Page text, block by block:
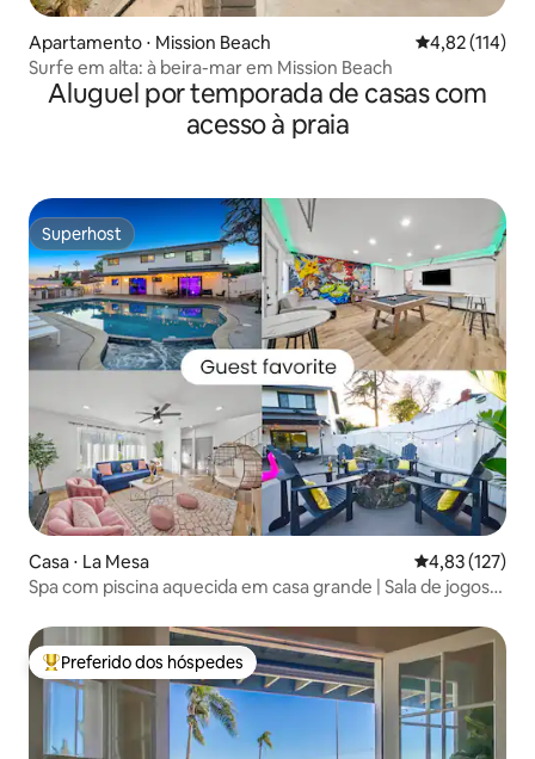
Apartamento ⋅ Mission Beach 4,82 de uma
4,82 (114)
Surfe em alta: à beira-mar em Mission Beach
Aluguel por temporada de casas com
acesso à praia
Superhost
Superhost
Casa ⋅ La Mesa 4,83 de uma
4,83 (127)
Spa com piscina aquecida em casa grande | Sala de jogos
Entre os melhores preferidos dos hóspedes
Preferido dos hóspedes